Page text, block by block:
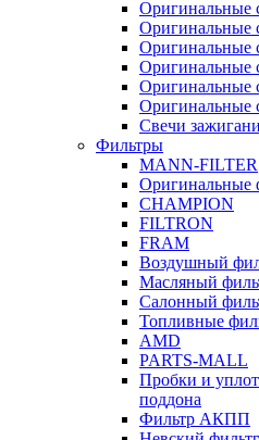
Оригинальные
Оригинальные
Оригинальные
Оригинальные
Оригинальные
Оригинальные
Свечи
Фильтры
MANN-FILTER
Оригинальные
CHAMPION
FILTRON
FRAM
Воздушный
Масляный
Салонный
Топливные
AMD
PARTS-MALL
Пробки и
поддона
Фильтр АКПП